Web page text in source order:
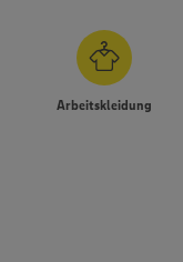
Arbeitskleidung